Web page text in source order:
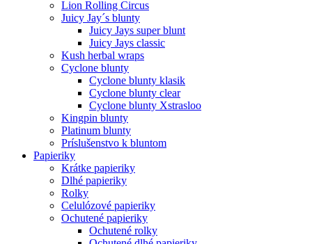
Lion Rolling Circus
Juicy Jay´s blunty
Juicy Jays super blunt
Juicy Jays classic
Kush herbal wraps
Cyclone blunty
Cyclone blunty klasik
Cyclone blunty clear
Cyclone blunty Xstrasloo
Kingpin blunty
Platinum blunty
Príslušenstvo k bluntom
Papieriky
Krátke papieriky
Dlhé papieriky
Rolky
Celulózové papieriky
Ochutené papieriky
Ochutené rolky